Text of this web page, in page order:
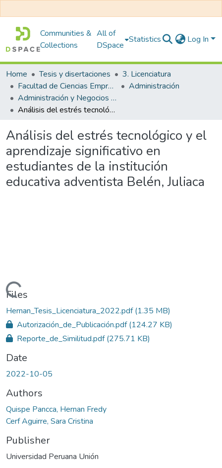
Communities &
Collections
All of
DSpace
Statistics Log In
Home Tesis y disertaciones
3. Licenciatura
Facultad de Ciencias Empresariales
Administración
Administración y Negocios Internacionales
Análisis del estrés tecnológico y el aprendizaje significativo en estudiantes de la institución educativa adventista Belén, Juliaca
Análisis del estrés tecnológico y el
aprendizaje significativo en
estudiantes de la institución
educativa adventista Belén, Juliaca
Loading...
Files
Hernan_Tesis_Licenciatura_2022.pdf(1.35 MB)
Autorización_de_Publicación.pdf(124.27 KB)
Reporte_de_Similitud.pdf(275.71 KB)
Date
2022-10-05
Authors
Quispe Pancca, Hernan Fredy
Cerf Aguirre, Sara Cristina
Publisher
Universidad Peruana Unión